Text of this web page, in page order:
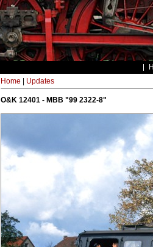
Home Updates
O&K 12401 - MBB "99 2322-8"